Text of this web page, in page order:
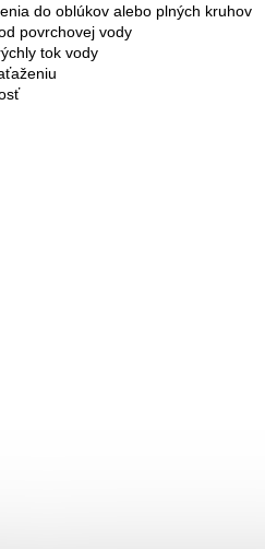
do oblúkov alebo plných kruhov
povrchovej vody
tok vody